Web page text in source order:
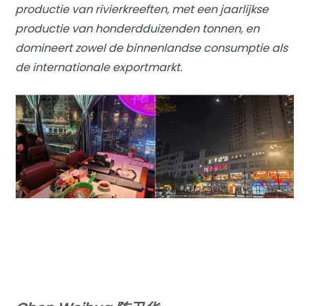
productie van rivierkreeften, met een jaarlijkse
productie van honderdduizenden tonnen, en
domineert zowel de binnenlandse consumptie als
de internationale exportmarkt.